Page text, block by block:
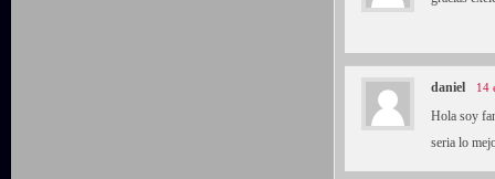
daniel 14
Hola soy
seria lo